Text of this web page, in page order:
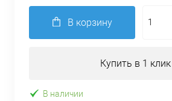
В корзину
Купить в 1 клик
В наличии